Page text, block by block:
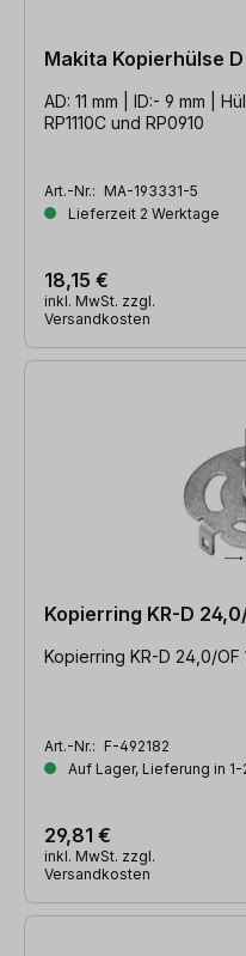
Makita Kopierhülse D
AD: 11 mm | ID:- 9 mm |
RP1110C und RP0910
Art.-Nr.: MA-193331-5
Lieferzeit 2 Werktage
18,15 €
inkl. MwSt. zzgl.
Versandkosten
Kopierring KR-D
Kopierring KR-D 24,0/OF
Art.-Nr.: F-492182
Auf Lager, Lieferung in
29,81 €
inkl. MwSt. zzgl.
Versandkosten